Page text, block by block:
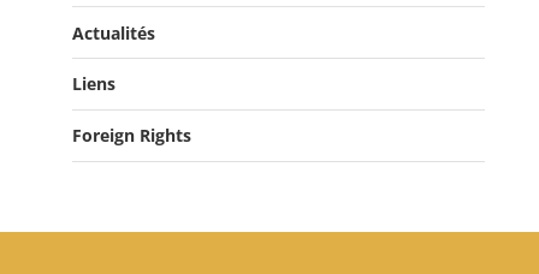
Actualités
Actualités
Salons du Livre
Club Alcibiade Didascaux
Liens
Foreign Rights